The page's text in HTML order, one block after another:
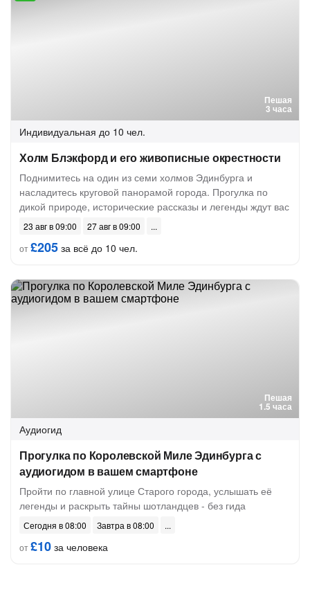
Пешая
3 часа
Индивидуальная до 10 чел.
Холм Блэкфорд и его живописные окрестности
Поднимитесь на один из семи холмов Эдинбурга и
насладитесь круговой панорамой города. Прогулка по
дикой природе, исторические рассказы и легенды ждут вас
23 авг в 09:00
27 авг в 09:00
от£205 за всё до 10 чел.
Пешая
1.5 часа
Аудиогид
Прогулка по Королевской Миле Эдинбурга с
аудиогидом в вашем смартфоне
Пройти по главной улице Старого города, услышать её
легенды и раскрыть тайны шотландцев - без гида
Сегодня в 08:00
Завтра в 08:00
от£10 за человека